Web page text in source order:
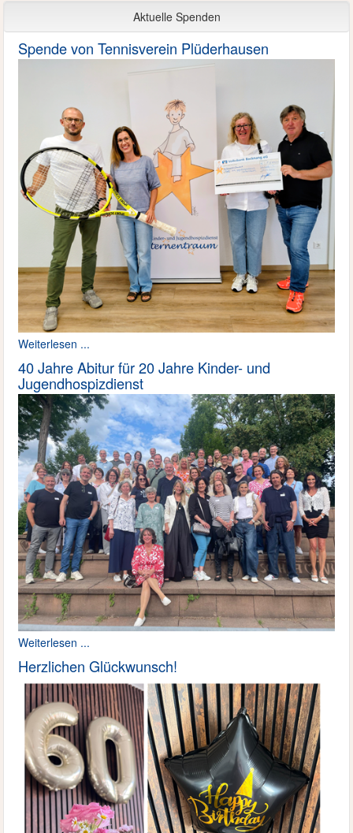
Aktuelle Spenden
Spende von Tennisverein Plüderhausen
Weiterlesen ...
40 Jahre Abitur für 20 Jahre Kinder- und
Jugendhospizdienst
Weiterlesen ...
Herzlichen Glückwunsch!